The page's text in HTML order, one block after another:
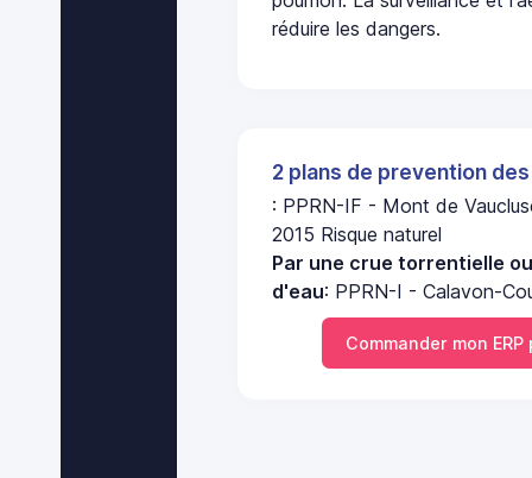
réduire les dangers.
2 plans de prevention
: PPRN-IF - Mont de
2015 Risque naturel
Par une crue torrentielle
d'eau: PPRN-I - Calavon-
Commander mon ERP